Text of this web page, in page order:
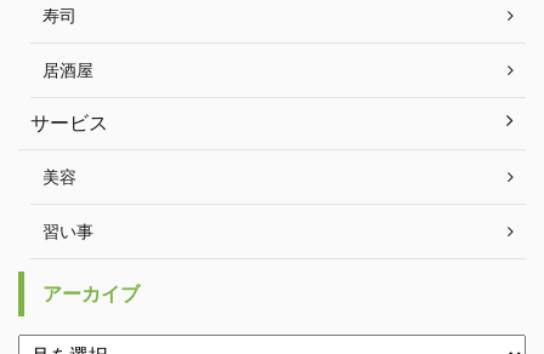
寿司
居酒屋
サービス
美容
習い事
アーカイブ